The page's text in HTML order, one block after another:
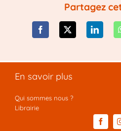
Partagez
En savoir plus
Qui sommes nous ?
Librairie